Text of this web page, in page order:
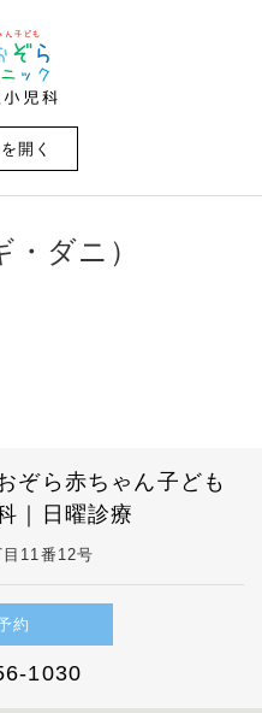
開く
ダニ）
ぞら赤ちゃん子ども
｜日曜診療
11番12号
約
1030